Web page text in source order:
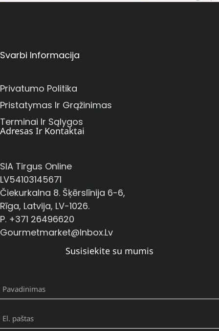
Svarbi Informacija
Privatumo Politika
Pristatymas Ir Grąžinimas
Terminai Ir Sąlygos
Adresas Ir Kontaktai
SIA Tirgus Online
LV54103145671
Čiekurkalna 8. Šķērslīnija 6-6,
Rīga, Latvija, LV-1026.
P. +371 26496620
Gourmetmarket@inbox.lv
Susisiekite su mumis